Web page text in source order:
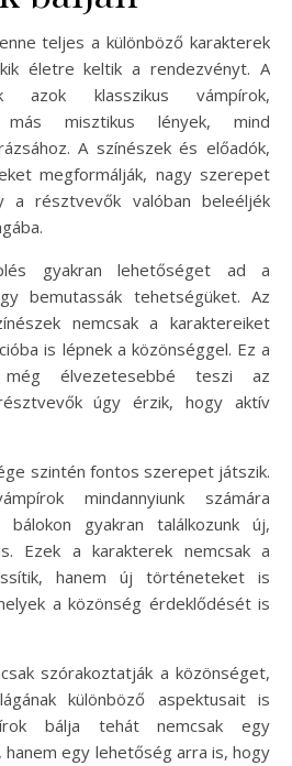
teljes a különböző karakterek
életre keltik a rendezvényt. A
azok klasszikus vámpírok,
más misztikus lények, mind
A színészek és előadók,
megformálják, nagy szerepet
a résztvevők valóban beleéljék
gyakran lehetőséget ad a
bemutassák tehetségüket. Az
nemcsak a karaktereiket
is lépnek a közönséggel. Ez a
még élvezetesebbé teszi az
úgy érzik, hogy aktív
szintén fontos szerepet játszik.
mindannyiunk számára
gyakran találkozunk új,
Ezek a karakterek nemcsak a
hanem új történeteket is
a közönség érdeklődését is
szórakoztatják a közönséget,
különböző aspektusait is
bálja tehát nemcsak egy
egy lehetőség arra is, hogy